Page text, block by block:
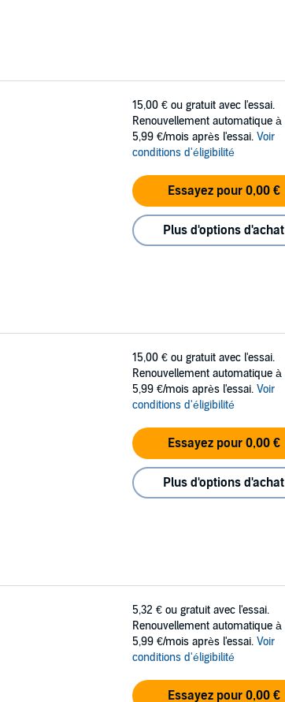
15,00 € ou gratuit avec l'essai.
Renouvellement automatique à
5,99 €/mois après l'essai. Voir
conditions d'éligibilité
Essayez pour 0,00 €
Plus d'options d'achat
15,00 € ou gratuit avec l'essai.
Renouvellement automatique à
5,99 €/mois après l'essai. Voir
conditions d'éligibilité
Essayez pour 0,00 €
Plus d'options d'achat
5,32 € ou gratuit avec l'essai.
Renouvellement automatique à
5,99 €/mois après l'essai. Voir
conditions d'éligibilité
Essayez pour 0,00 €